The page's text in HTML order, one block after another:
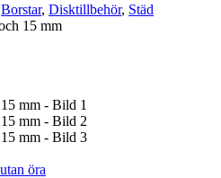
Borstar, Disktillbehör, Städ
15 mm
öra